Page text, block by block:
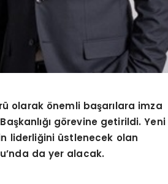
olarak önemli başarılara imza
görevine getirildi. Yeni
liderliğini üstlenecek olan
da yer alacak.